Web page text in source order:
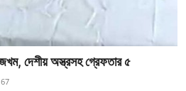
দেশীয় অস্ত্রসহ গ্রেফতার ৫